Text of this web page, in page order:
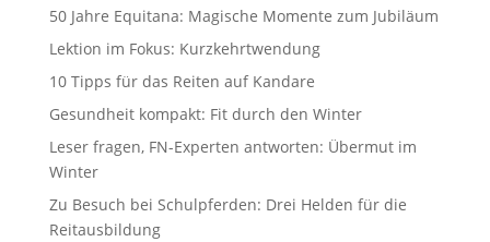
50 Jahre Equitana: Magische Momente zum Jubiläum
Lektion im Fokus: Kurzkehrtwendung
10 Tipps für das Reiten auf Kandare
Gesundheit kompakt: Fit durch den Winter
Leser fragen, FN-Experten antworten: Übermut im
Winter
Zu Besuch bei Schulpferden: Drei Helden für die
Reitausbildung